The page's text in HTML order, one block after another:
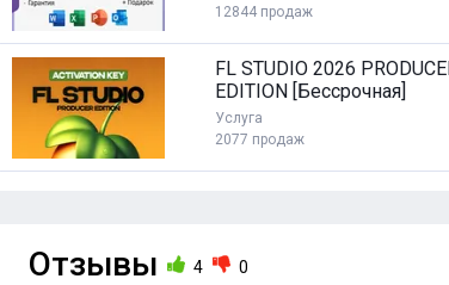
12844 продаж
FL STUDIO 2026
EDITION [Бессрочная]
Услуга
2077 продаж
Отзывы 4 0